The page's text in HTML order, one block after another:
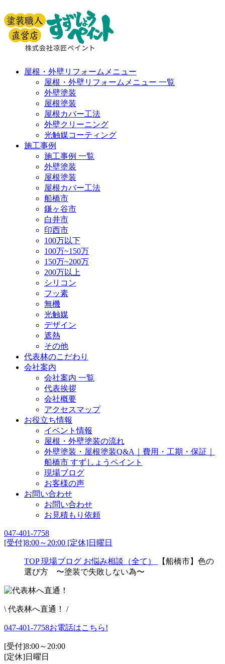
屋根・外壁リフォームメニュー
屋根・外壁リフォームメニュー 一覧
外壁塗装
屋根塗装
屋根カバー工法
外壁クリーニング
光触媒コーティング
施工事例
施工事例 一覧
外壁塗装
屋根塗装
屋根カバー工法
船橋市
鎌ヶ谷市
白井市
印西市
100万以下
100万~150万
150万~200万
200万以上
シリコン
フッ素
無機
光触媒
デザイン
遮熱
その他
代表林のこだわり
会社案内
会社案内 一覧
代表挨拶
会社概要
アクセスマップ
お役立ち情報
イベント情報
屋根・外壁塗装の流れ
外壁塗装・屋根塗装Q&A｜費用・工期・保証｜
船橋市 すずしょうペイント
現場ブログ
お客様の声
お問い合わせ
お問い合わせ
お見積もり依頼
047-401-7758
[受付]8:00～20:00 [定休]日曜日
TOP 現場ブログ お悩み相談（全て）
【船橋市】色の
選び方 〜塗装で失敗しない為〜
\ 代表林へ直通！ /
047-401-7758お電話はこちら!
[受付]8:00～20:00
[定休]日曜日